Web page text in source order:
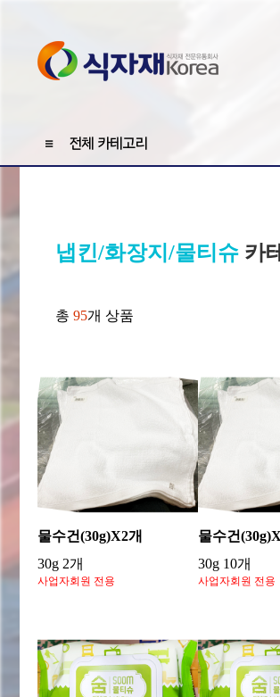
≡ 전체 카테고리
냅킨/화장지/물티슈 카
총 95개 상품
물수건(30g)X2개
30g 2개
사업자회원 전용
물수건
30g 10개
사업자회원 전용